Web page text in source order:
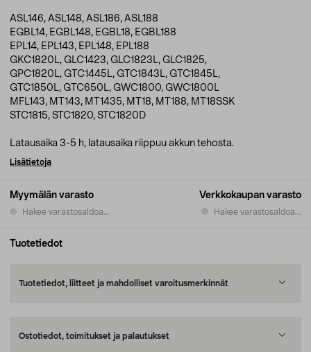
Myymälän varasto
Hakee varastosaldoa...
Verkkokaupan varasto
Hakee varastosaldoa...
ASL146, ASL148, ASL186, ASL188
EGBL14, EGBL148, EGBL18, EGBL188
EPL14, EPL143, EPL148, EPL188
GKC1820L, GLC1423, GLC1823L, GLC1825,
GPC1820L, GTC1445L, GTC1843L, GTC1845L,
GTC1850L, GTC650L, GWC1800, GWC1800L
MFL143, MT143, MT1435, MT18, MT188, MT18SSK
STC1815, STC1820, STC1820D
Latausaika 3-5 h, latausaika riippuu akkun tehosta.
Lisätietoja
Tuotetiedot
Tuotetiedot, liitteet ja mahdolliset varoitusmerkinnät
Ostotiedot, toimitukset ja palautukset